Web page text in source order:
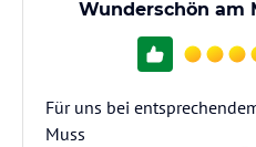
Wunderschön am
Für uns bei
Muss